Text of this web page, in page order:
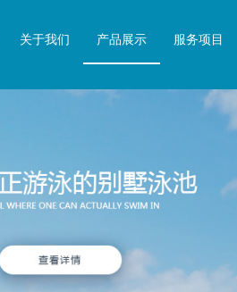
关于我们 产品展示 服务项目